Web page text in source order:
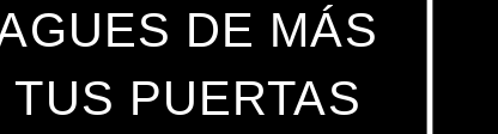
DE MÁS
TUS PUERTAS